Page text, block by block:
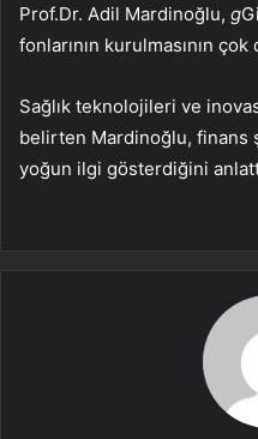
Prof.Dr. Adil Mardinoğlu, g
fonlarının kurulmasının
Sağlık teknolojileri ve
belirten Mardinoğlu, finans
yoğun ilgi gösterdiğini